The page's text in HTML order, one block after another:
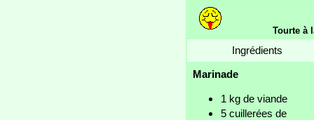
Tourte à
Ingrédients
Marinade
1 kg de viande
5 cuillerées de